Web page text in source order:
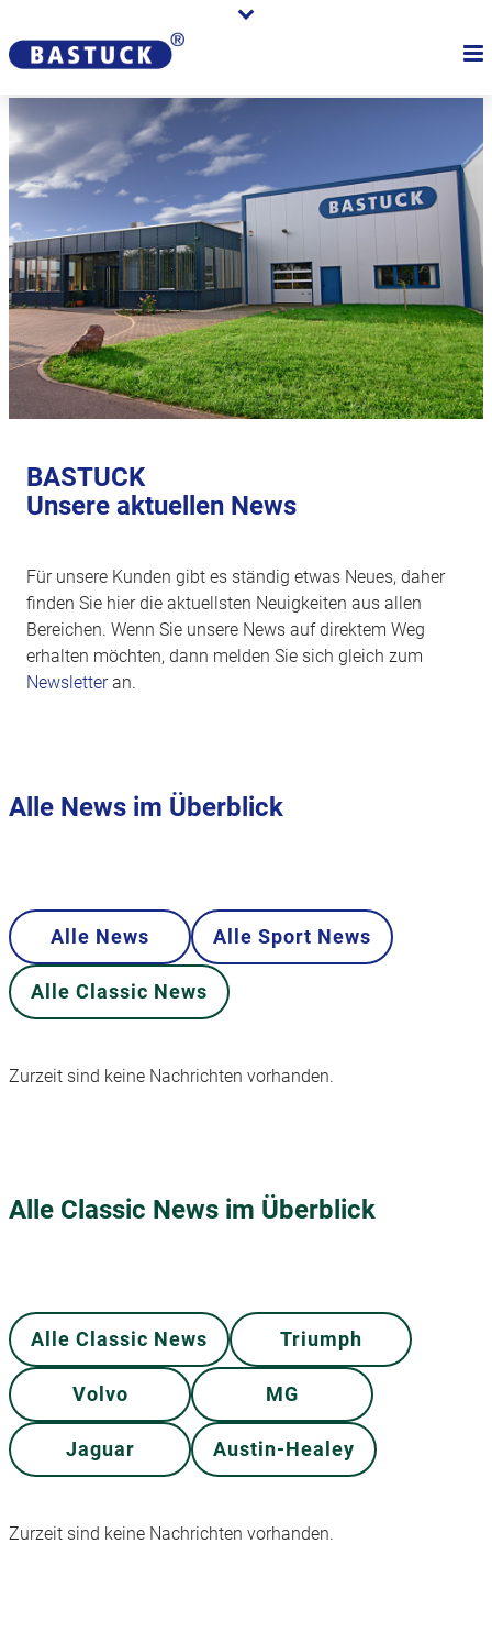
BASTUCK
Unsere aktuellen News
Für unsere Kunden gibt es ständig etwas Neues, daher
finden Sie hier die aktuellsten Neuigkeiten aus allen
Bereichen. Wenn Sie unsere News auf direktem Weg
erhalten möchten, dann melden Sie sich gleich zum
Newsletteran.
Alle News im Überblick
Alle News Alle Sport News
Alle Classic News
Zurzeit sind keine Nachrichten vorhanden.
Alle Classic News im Überblick
Alle Classic News Triumph
Volvo MG
Jaguar Austin-Healey
Zurzeit sind keine Nachrichten vorhanden.